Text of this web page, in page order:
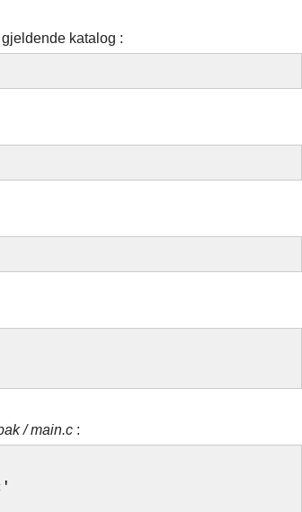
katalog :
/ main.c :